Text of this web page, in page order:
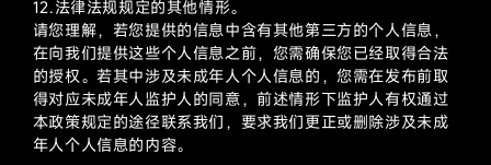
12.法律法规规定的其他情形。
请您理解，若您提供的信息中含有其他第三方的个人信息，
在向我们提供这些个人信息之前，您需确保您已经取得合法
的授权。若其中涉及未成年人个人信息的，您需在发布前取
得对应未成年人监护人的同意，前述情形下监护人有权通过
本政策规定的途径联系我们，要求我们更正或删除涉及未成
年人个人信息的内容。